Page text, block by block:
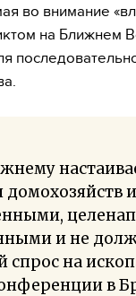
во внимание
на Ближнем
и не
спрос на
в